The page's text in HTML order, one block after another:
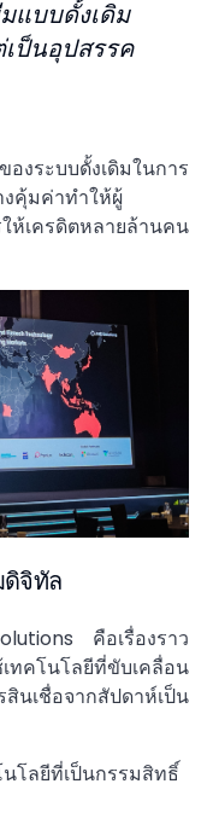
แบบดั้งเดิม
ป็นอุปสรรค
ระบบดั้งเดิมในการ
งคุ้มค่าทำให้ผู้
ห้เครดิตหลายล้านคน
ดิจิทัล
คือเรื่องราว
ทคโนโลยีที่ขับเคลื่อน
สินเชื่อจากสัปดาห์เป็น
โลยีที่เป็นกรรมสิทธิ์